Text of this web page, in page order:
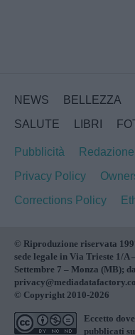
NEWS BELLEZZA
SALUTE
LIBRI
Pubblicità Redazione
Privacy Policy
Corrections Policy
© Riproduzione riservata
sede legale in Via Trieste 1/A
Settembre 7 – Monza (MB);
© Copyright 2010-2026
Eccetto
pubblicati su